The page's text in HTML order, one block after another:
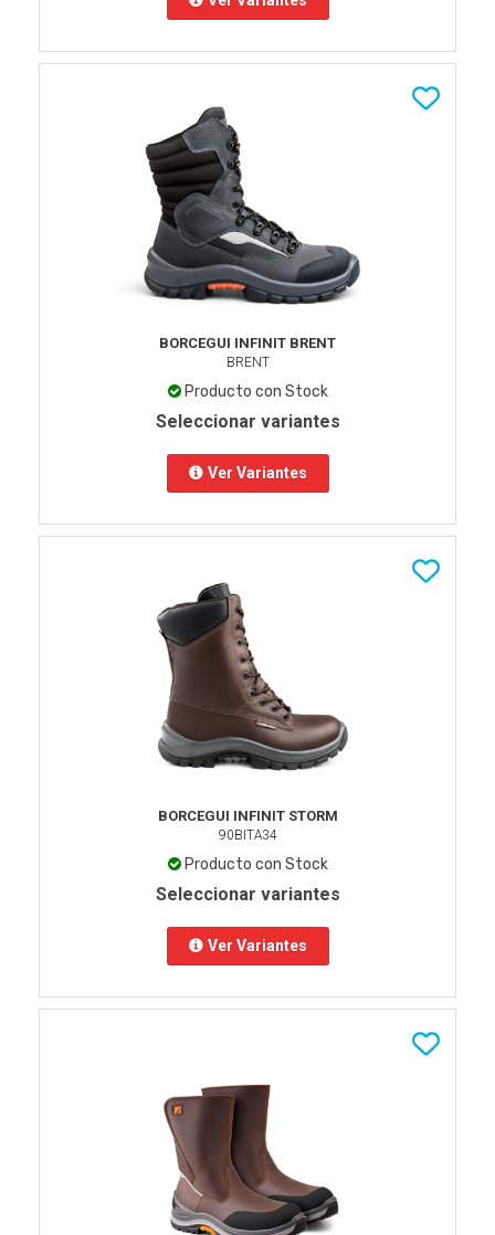
BORCEGUI INFINIT BRENT
BRENT
Producto con Stock
Seleccionar variantes
Ver Variantes
BORCEGUI INFINIT STORM
90BITA34
Producto con Stock
Seleccionar variantes
Ver Variantes